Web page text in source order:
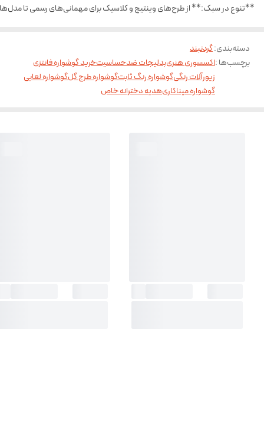
**تنوع در سبک:** از طرح‌های وینتیج و کلاسیک برای مهمانی‌های رسمی تا مدل‌های
دسته‌بندی:گردنبند
برچسب‌ها :اکسسوری هنریبدلیجات ضدحساسیتخرید گوشواره فانتزی
زیورآلات رنگیگوشواره رنگ ثابتگوشواره طرح گلگوشواره لعابی
گوشواره میناکاریهدیه دخترانه خاص